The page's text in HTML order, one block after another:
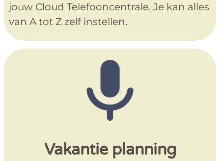
jouw Cloud Telefooncentrale. Je kan alles
van A tot Z zelf instellen.
Vakantie planning